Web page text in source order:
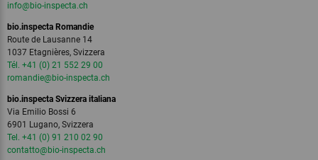
info@bio-inspecta.ch
bio.inspecta Romandie
Route de Lausanne 14
1037 Etagnières, Svizzera
Tél. +41 (0) 21 552 29 00
romandie@bio-inspecta.ch
bio.inspecta Svizzera italiana
Via Emilio Bossi 6
6901 Lugano, Svizzera
Tel. +41 (0) 91 210 02 90
contatto@bio-inspecta.ch